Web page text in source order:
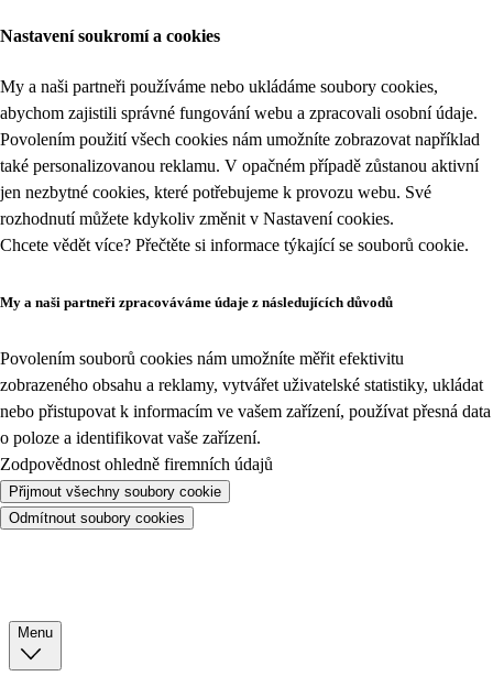
Nastavení soukromí a cookies
My a naši partneři používáme nebo ukládáme soubory cookies,
abychom zajistili správné fungování webu a zpracovali osobní údaje.
Povolením použití všech cookies nám umožníte zobrazovat například
také personalizovanou reklamu. V opačném případě zůstanou aktivní
jen nezbytné cookies, které potřebujeme k provozu webu. Své
rozhodnutí můžete kdykoliv změnit v Nastavení cookies.
Chcete vědět více? Přečtěte si informace týkající se souborů cookie.
My a naši partneři zpracováváme údaje z následujících důvodů
Povolením souborů cookies nám umožníte měřit efektivitu
zobrazeného obsahu a reklamy, vytvářet uživatelské statistiky, ukládat
nebo přistupovat k informacím ve vašem zařízení, používat přesná data
o poloze a identifikovat vaše zařízení.
Zodpovědnost ohledně firemních údajů
Přijmout všechny soubory cookie
Odmítnout soubory cookies
Menu